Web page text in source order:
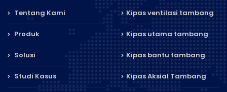
Tentang Kami
Produk
Solusi
Studi Kasus
Kipas ventilasi tambang
Kipas utama tambang
Kipas bantu tambang
Kipas Aksial Tambang